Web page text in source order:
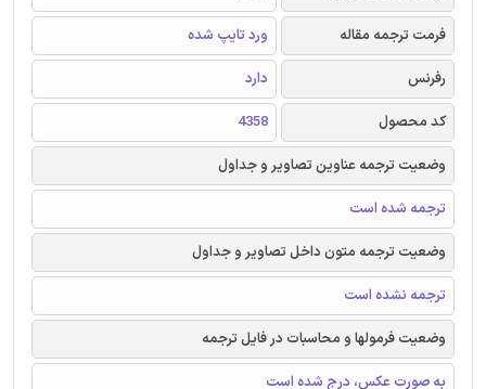
فرمت ترجمه مقاله
ورد تایپ شده
رفرنس
دارد
کد محصول
4358
وضعیت ترجمه عناوین تصاویر و جداول
ترجمه شده است
وضعیت ترجمه متون داخل تصاویر و جداول
ترجمه نشده است
وضعیت فرمولها و محاسبات در فایل ترجمه
به صورت عکس، درج شده است